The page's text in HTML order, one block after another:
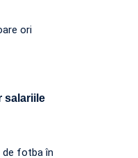
ori
salariile
de fotba în